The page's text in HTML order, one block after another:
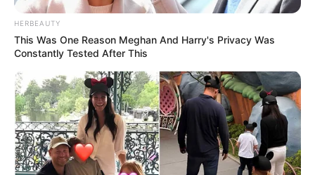
HERBEAUTY
This Was One Reason Meghan And Harry's Privacy Was
Constantly Tested After This